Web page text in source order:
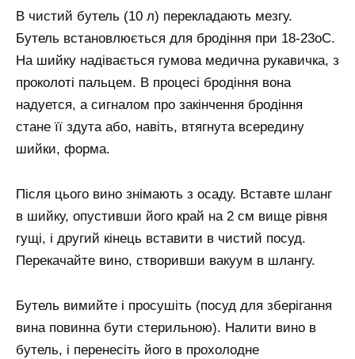
В чистий бутель (10 л) перекладають мезгу.
Бутель встановлюється для бродіння при 18-23оС.
На шийку надівається гумова медична рукавичка, з
проколоті пальцем. В процесі бродіння вона
надуется, а сигналом про закінчення бродіння
стане її здута або, навіть, втягнута всередину
шийки, форма.
Після цього вино знімають з осаду. Вставте шланг
в шийку, опустивши його край на 2 см вище рівня
гущі, і другий кінець вставити в чистий посуд.
Перекачайте вино, створивши вакуум в шлангу.
Бутель вимийте і просушіть (посуд для зберігання
вина повинна бути стерильною). Налити вино в
бутель, і перенесіть його в прохолодне